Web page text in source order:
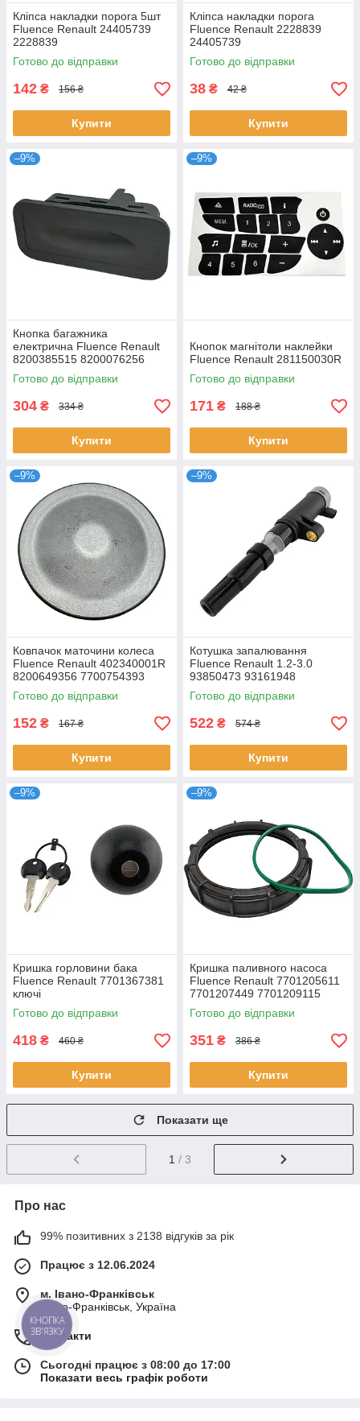
Кліпса накладки порога 5шт
Fluence Renault 24405739
2228839
Готово до відправки
142 ₴ 156 ₴
Купити
Кліпса накладки порога
Fluence Renault 2228839
24405739
Готово до відправки
38 ₴ 42 ₴
Купити
–9%
Кнопка багажника
електрична Fluence Renault
8200385515 8200076256
Готово до відправки
304 ₴ 334 ₴
Купити
–9%
Кнопок магнітоли наклейки
Fluence Renault 281150030R
Готово до відправки
171 ₴ 188 ₴
Купити
–9%
Ковпачок маточини колеса
Fluence Renault 402340001R
8200649356 7700754393
Готово до відправки
152 ₴ 167 ₴
Купити
–9%
Котушка запалювання
Fluence Renault 1.2-3.0
93850473 93161948
8200035420 8200765882
8200672564 8200568671
Готово до відправки
522 ₴ 574 ₴
Купити
–9%
Кришка горловини бака
Fluence Renault 7701367381
ключі
Готово до відправки
418 ₴ 460 ₴
Купити
–9%
Кришка паливного насоса
Fluence Renault 7701205611
7701207449 7701209115
Готово до відправки
351 ₴ 386 ₴
Купити
Показати ще
1 / 3
Про нас
99% позитивних з 2138 відгуків за рік
Працює з 12.06.2024
м. Івано-Франківськ
Івано-Франківськ, Україна
Контакти
Сьогодні працює з 08:00 до 17:00
Показати весь графік роботи
КНОПКА
ЗВ'ЯЗКУ